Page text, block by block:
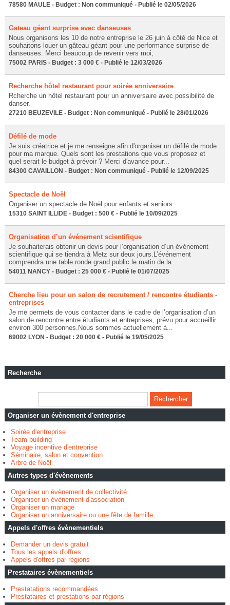
78580 MAULE - Budget : Non communiqué - Publié le 02/05/2026
Gateau géant surprise avec danseuses
Nous organisons les 10 de notre entreprise le 26 juin à côté de Nice et
souhaitons louer un gâteau géant pour une performance surprise de
danseuses. Merci beaucoup de revenir vers moi,
75002 PARIS - Budget : 3 000 € - Publié le 12/03/2026
Recherche hôtel restaurant pour soirée anniversaire
Rcherche un hôtel restaurant pour un anniversaire avec possibilité de
danser.
27210 BEUZEVILE - Budget : Non communiqué - Publié le 28/01/2026
Défilé de mode
Je suis créatrice et je me renseigne afin d'organiser un défilé de mode
pour ma marque. Quels sont les prestations que vous proposez et
quel serait le budget à prévoir ? Merci d'avance pour...
84300 CAVAILLON - Budget : Non communiqué - Publié le 12/09/2025
Spectacle de Noël
Organiser un spectacle de Noël pour enfants et seniors
15310 SAINT ILLIDE - Budget : 500 € - Publié le 10/09/2025
Organisation d’un événement scientifique
Je souhaiterais obtenir un devis pour l’organisation d’un événement
scientifique qui se tiendra à Metz sur deux jours.L’événement
comprendra une table ronde grand public le matin de la...
54011 NANCY - Budget : 25 000 € - Publié le 01/07/2025
Cherche lieu pour un salon de recrutement / rencontre étudiants -
entreprises
Je me permets de vous contacter dans le cadre de l’organisation d’un
salon de rencontre entre étudiants et entreprises, prévu pour accueillir
environ 300 personnes.Nous sommes actuellement à...
69002 LYON - Budget : 20 000 € - Publié le 19/05/2025
Recherche
Organiser un évènement d'entreprise
Soirée d'entreprise
Team building
Voyage incentive d'entreprise
Séminaire, salon et convention
Arbre de Noël
Autres types d'évènements
Organiser un évènement de collectivité
Organiser un évènement d'association
Organiser un mariage
Organiser un anniversaire ou une fête de famille
Appels d'offres évènementiels
Demander un devis gratuit
Tous les appels d'offres
Appels d'offres par régions
Prestataires évènementiels
Prestatations recommandées
Prestataires et prestations par régions